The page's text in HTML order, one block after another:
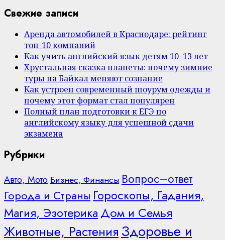
Свежие записи
Аренда автомобилей в Краснодаре: рейтинг
топ-10 компаний
Как учить английский язык детям 10–13 лет
Хрустальная сказка планеты: почему зимние
туры на Байкал меняют сознание
Как устроен современный шоурум одежды и
почему этот формат стал популярен
Полный план подготовки к ЕГЭ по
английскому языку для успешной сдачи
экзамена
Рубрики
Авто, Мото Бизнес, Финансы Вопрос–ответ
Города и Страны Гороскопы, Гадания,
Магия, Эзотерика Дом и Семья
Животные, Растения Здоровье и